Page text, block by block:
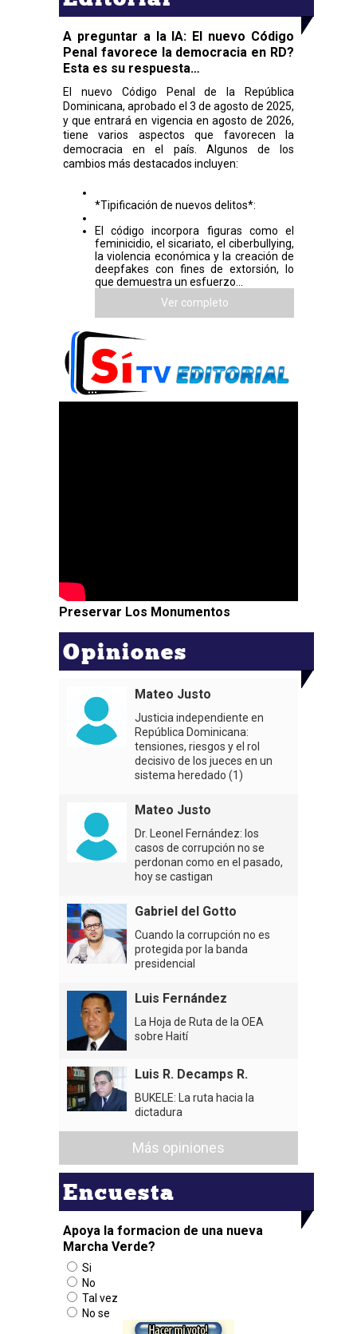
A preguntar a la IA: El nuevo Código
Penal favorece la democracia en RD?
Esta es su respuesta…
El nuevo Código Penal de la República
Dominicana, aprobado el 3 de agosto de 2025,
y que entrará en vigencia en agosto de 2026,
tiene varios aspectos que favorecen la
democracia en el país. Algunos de los
cambios más destacados incluyen:
*Tipificación de nuevos delitos*:
El código incorpora figuras como el
feminicidio, el sicariato, el ciberbullying,
la violencia económica y la creación de
deepfakes con fines de extorsión, lo
que demuestra un esfuerzo...
Ver completo
Preservar Los Monumentos
Opiniones
Mateo Justo
Justicia independiente en
República Dominicana:
tensiones, riesgos y el rol
decisivo de los jueces en un
sistema heredado (1)
Mateo Justo
Dr. Leonel Fernández: los
casos de corrupción no se
perdonan como en el pasado,
hoy se castigan
Gabriel del Gotto
Cuando la corrupción no es
protegida por la banda
presidencial
Luis Fernández
La Hoja de Ruta de la OEA
sobre Haití
Luis R. Decamps R.
BUKELE: La ruta hacia la
dictadura
Más opiniones
Encuesta
Apoya la formacion de una nueva
Marcha Verde?
Si
No
Tal vez
No se